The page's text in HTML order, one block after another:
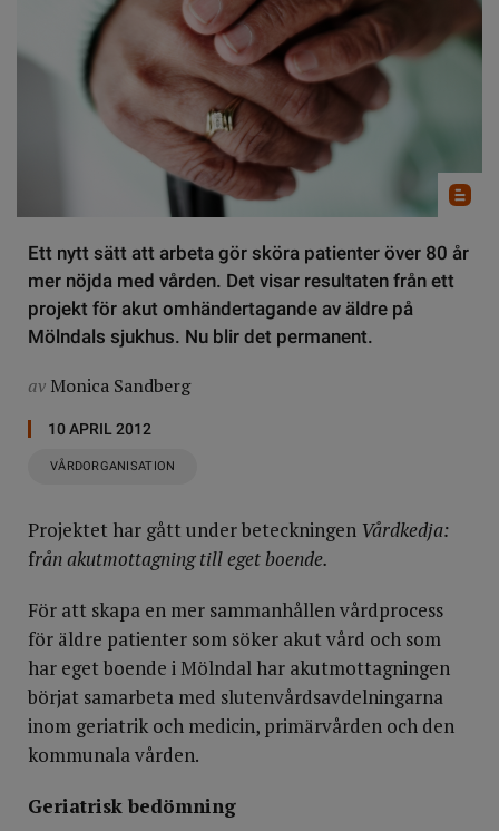
Ett nytt sätt att arbeta gör sköra patienter över 80 år
mer nöjda med vården. Det visar resultaten från ett
projekt för akut omhändertagande av äldre på
Mölndals sjukhus. Nu blir det permanent.
av Monica Sandberg
10 APRIL 2012
VÅRDORGANISATION
Projektet har gått under beteckningen Vårdkedja:
från akutmottagning till eget boende.
För att skapa en mer sammanhållen vårdprocess
för äldre patienter som söker akut vård och som
har eget boende i Mölndal har akutmottagningen
börjat samarbeta med slutenvårdsavdelningarna
inom geriatrik och medicin, primärvården och den
kommunala vården.
Geriatrisk bedömning